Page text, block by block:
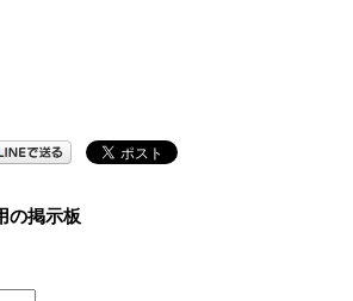
の掲示板